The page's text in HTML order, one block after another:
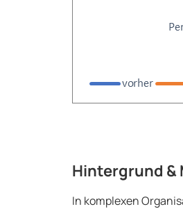
Hintergrund
In komplexen